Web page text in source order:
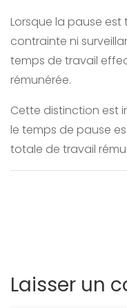
Lorsque la pause
contrainte ni
temps de travail
rémunérée.
Cette distinction est
le temps de pause
totale de travail
Laisser un